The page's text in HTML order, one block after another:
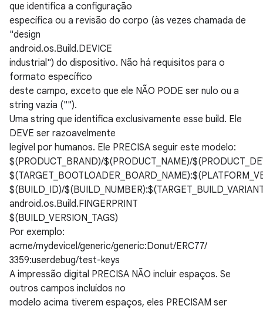
que identifica a configuração
específica ou a revisão do corpo (às vezes chamada de
"design
android.os.Build.DEVICE
industrial") do dispositivo. Não há requisitos para o
formato específico
deste campo, exceto que ele NÃO PODE ser nulo ou a
string vazia ("").
Uma string que identifica exclusivamente esse build. Ele
DEVE ser razoavelmente
legível por humanos. Ele PRECISA seguir este modelo:
$(PRODUCT_BRAND)/$(PRODUCT_NAME)/
$(BUILD_ID)/
android.os.Build.FINGERPRINT
$(BUILD_VERSION_TAGS)
Por exemplo:
acme/mydevicel/generic/generic:Donut/ERC77/
3359:userdebug/test-keys
A impressão digital PRECISA NÃO incluir espaços. Se
outros campos incluídos no
modelo acima tiverem espaços, eles PRECISAM ser